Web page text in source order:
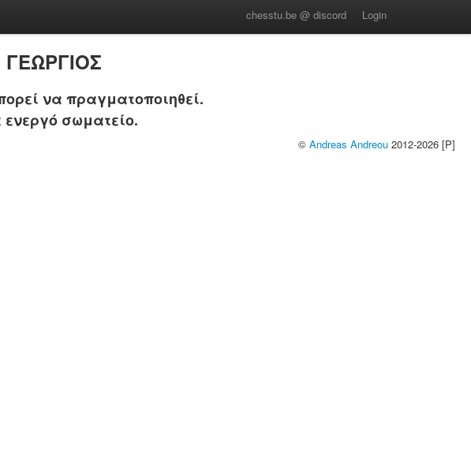
chesstu.be @ discord Login
να πραγματοποιηθεί.
σωματείο.
© Andreas Andreou 2012-2026 [P]